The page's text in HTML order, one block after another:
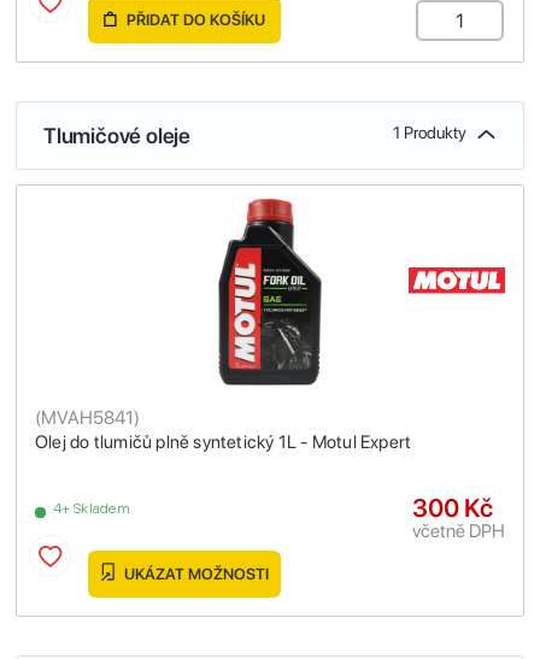
PŘIDAT DO KOŠÍKU
Tlumičové oleje 1 Produkty
Olej do tlumičů plně syntetický 1L - Motul Expert
(MVAH5841)
4+ Skladem 300 Kč
včetně DPH
UKÁZAT MOŽNOSTI